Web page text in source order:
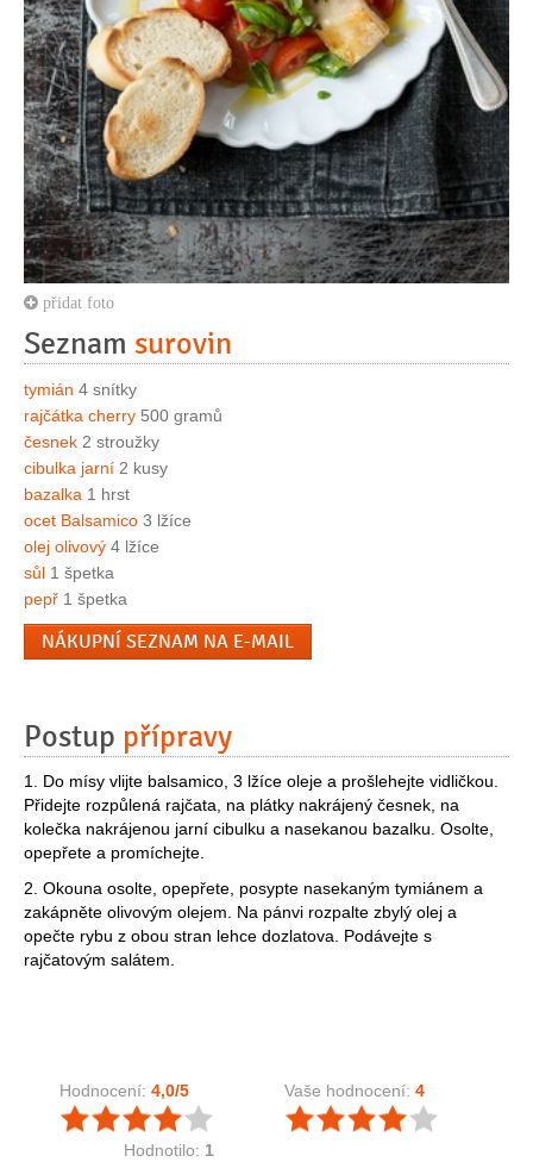
přidat foto
Seznam surovin
tymián 4 snítky
rajčátka cherry 500 gramů
česnek 2 stroužky
cibulka jarní 2 kusy
bazalka 1 hrst
ocet Balsamico 3 lžíce
olej olivový 4 lžíce
sůl 1 špetka
pepř 1 špetka
NÁKUPNÍ SEZNAM NA E-MAIL
Postup přípravy
1. Do mísy vlijte balsamico, 3 lžíce oleje a prošlehejte vidličkou.
Přidejte rozpůlená rajčata, na plátky nakrájený česnek, na
kolečka nakrájenou jarní cibulku a nasekanou bazalku. Osolte,
opepřete a promíchejte.
2. Okouna osolte, opepřete, posypte nasekaným tymiánem a
zakápněte olivovým olejem. Na pánvi rozpalte zbylý olej a
opečte rybu z obou stran lehce dozlatova. Podávejte s
rajčatovým salátem.
Hodnocení: 4,0/5
Hodnotilo: 1
Vaše hodnocení: 4